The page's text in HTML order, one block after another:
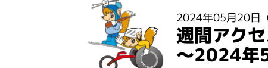
2024年05月20日
週間アク
～2024年